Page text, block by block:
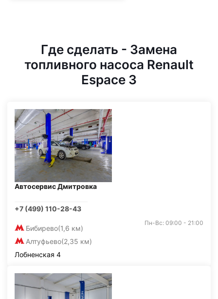
Где сделать - Замена
топливного насоса Renault
Espace 3
Автосервис Дмитровка
+7 (499) 110-28-43
Бибирево(1,6 км)
Алтуфьево(2,35 км)
Пн-Вс: 09:00 - 21:00
Лобненская 4